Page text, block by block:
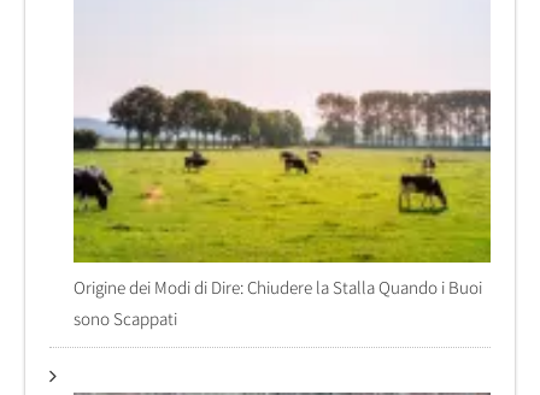
Origine dei Modi di Dire: Chiudere la Stalla Quando i Buoi
sono Scappati